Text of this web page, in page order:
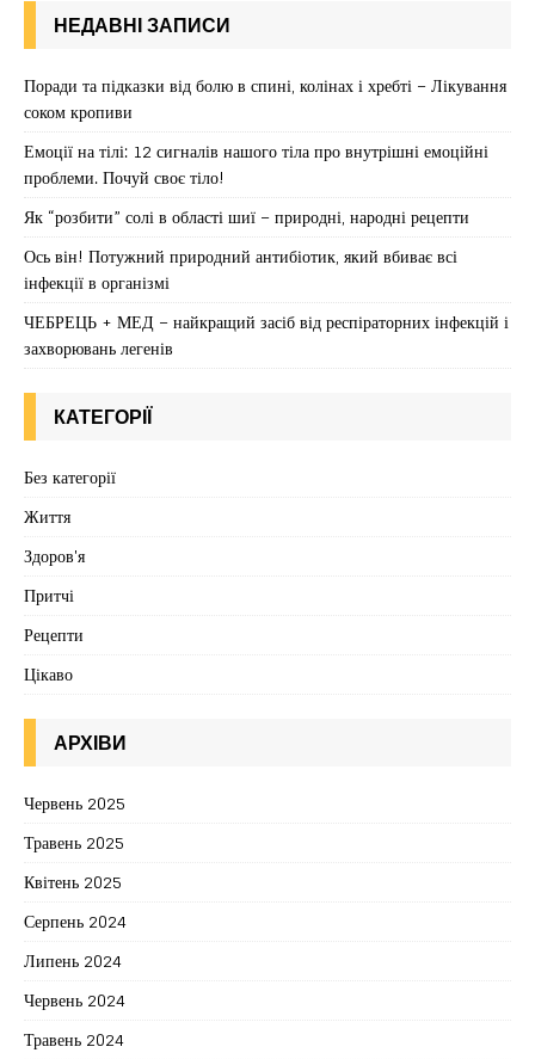
НЕДАВНІ ЗАПИСИ
Поради та підказки від болю в спині, колінах і хребті – Лікування
соком кропиви
Емоції на тілі: 12 сигналів нашого тіла про внутрішні емоційні
проблеми. Почуй своє тіло!
Як “розбити” солі в області шиї – природні, народні рецепти
Ось він! Потужний природний антибіотик, який вбиває всі
інфекції в організмі
ЧЕБРЕЦЬ + МЕД – найкращий засіб від респіраторних інфекцій і
захворювань легенів
КАТЕГОРІЇ
Без категорії
Життя
Здоров'я
Притчі
Рецепти
Цікаво
АРХІВИ
Червень 2025
Травень 2025
Квітень 2025
Серпень 2024
Липень 2024
Червень 2024
Травень 2024